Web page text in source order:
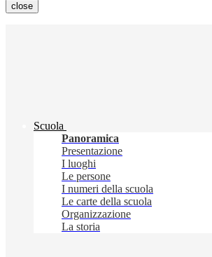
close
Scuola
Panoramica
Presentazione
I luoghi
Le persone
I numeri della scuola
Le carte della scuola
Organizzazione
La storia